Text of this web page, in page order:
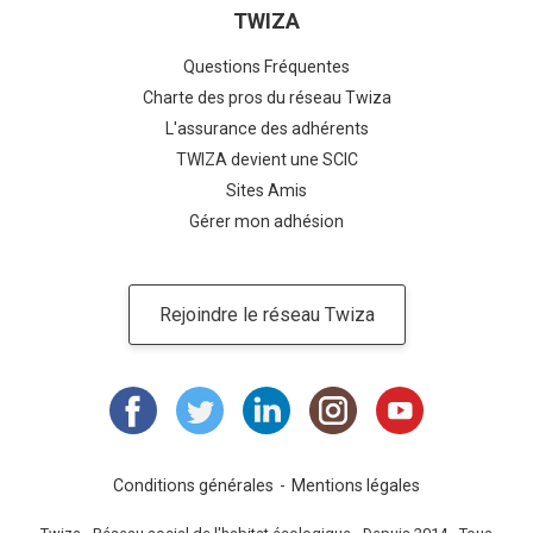
TWIZA
Questions Fréquentes
Charte des pros du réseau Twiza
L'assurance des adhérents
TWIZA devient une SCIC
Sites Amis
Gérer mon adhésion
Rejoindre le réseau Twiza
Conditions générales Mentions légales